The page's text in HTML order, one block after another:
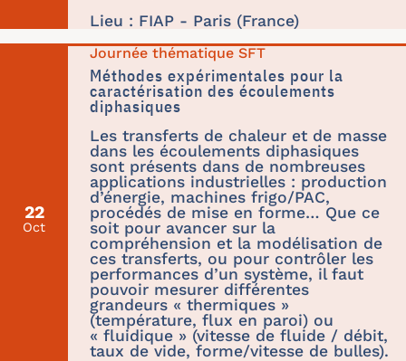
Lieu : FIAP - Paris (France)
22
Oct
Journée thématique SFT
Méthodes expérimentales pour la
caractérisation des écoulements
diphasiques
Les transferts de chaleur et de masse
dans les écoulements diphasiques
sont présents dans de nombreuses
applications industrielles : production
d’énergie, machines frigo/PAC,
procédés de mise en forme… Que ce
soit pour avancer sur la
compréhension et la modélisation de
ces transferts, ou pour contrôler les
performances d’un système, il faut
pouvoir mesurer différentes
grandeurs « thermiques »
(température, flux en paroi) ou
« fluidique » (vitesse de fluide / débit,
taux de vide, forme/vitesse de bulles).